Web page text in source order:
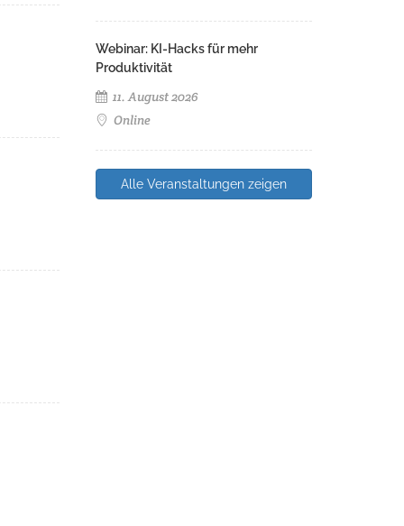
Webinar: KI-Hacks für mehr
Produktivität
11. August 2026
Online
Alle Veranstaltungen zeigen